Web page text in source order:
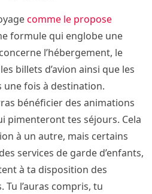
comme le propose
formule qui englobe une
l’hébergement, le
billets d’avion ainsi que les
fois à destination.
bénéficier des animations
pimenteront tes séjours. Cela
à un autre, mais certains
services de garde d’enfants,
à ta disposition des
l’auras compris, tu